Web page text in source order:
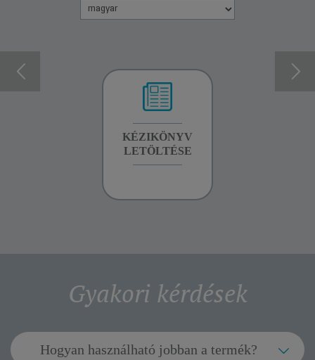
KÉZIKÖNYV
LETÖLTÉSE
Gyakori kérdések
Hogyan használható jobban a termék?